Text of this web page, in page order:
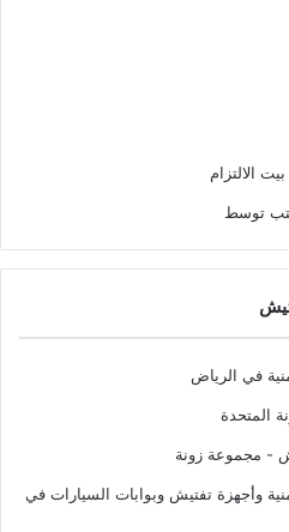
الالتزام
توسط
في الرياض
المتحدة
- مجموعة زونة
وأجهزة تفتيش وبوابات السيارات في